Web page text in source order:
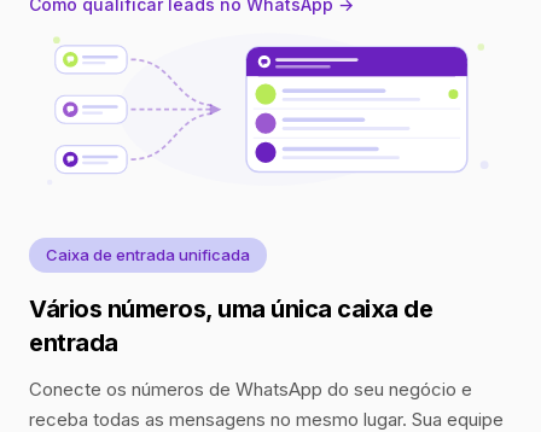
Como qualificar leads no WhatsApp →
Caixa de entrada unificada
Vários números, uma única caixa de
entrada
Conecte os números de WhatsApp do seu negócio e
receba todas as mensagens no mesmo lugar. Sua equipe